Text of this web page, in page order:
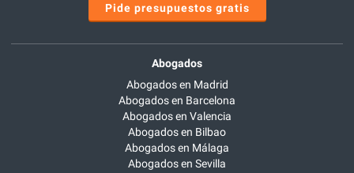
Pide presupuestos gratis
Abogados
Abogados en Madrid
Abogados en Barcelona
Abogados en Valencia
Abogados en Bilbao
Abogados en Málaga
Abogados en Sevilla